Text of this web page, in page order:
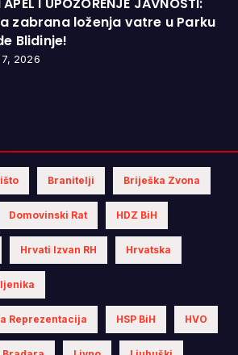
zabrana loženja vatre u Parku
Blidinje!
2026
Branitelji Briješka Zvona
Domovinski Rat HDZ BiH
Hrvati Izvan RH Hrvatska
Reprezentacija HSP BiH HVO